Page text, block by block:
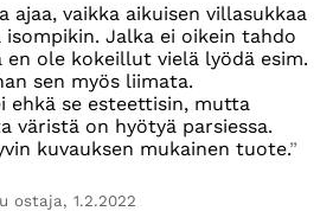
ajaa, vaikka aikuisen villasukkaa
isompikin. Jalka ei oikein tahdo
en ole kokeillut vielä lyödä esim.
sen myös liimata.
ehkä se esteettisin, mutta
väristä on hyötyä parsiessa.
kuvauksen mukainen tuote.
ostaja, 1.2.2022